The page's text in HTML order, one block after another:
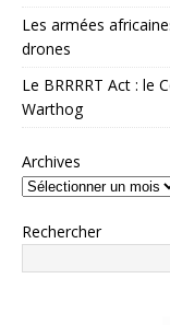
Les armées
drones
Le BRRRRT Act : le
Warthog
Archives
Rechercher